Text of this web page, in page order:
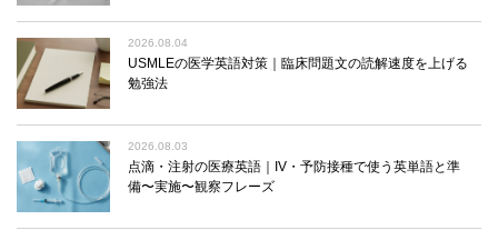
2026.08.04
USMLEの医学英語対策｜臨床問題文の読解速度を上げる
勉強法
2026.08.03
点滴・注射の医療英語｜IV・予防接種で使う英単語と準
備〜実施〜観察フレーズ